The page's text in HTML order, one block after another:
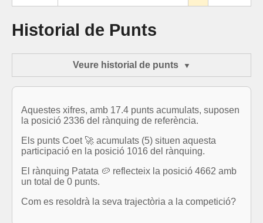
Historial de Punts
Veure historial de punts
Aquestes xifres, amb 17.4 punts acumulats, suposen
la posició 2336 del rànquing de referència.
Els punts Coet 🚀 acumulats (5) situen aquesta
participació en la posició 1016 del rànquing.
El rànquing Patata 🥔 reflecteix la posició 4662 amb
un total de 0 punts.
Com es resoldrà la seva trajectòria a la competició?